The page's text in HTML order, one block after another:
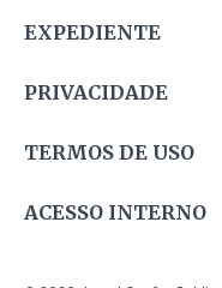
EXPEDIENTE
PRIVACIDADE
TERMOS DE USO
ACESSO INTERNO